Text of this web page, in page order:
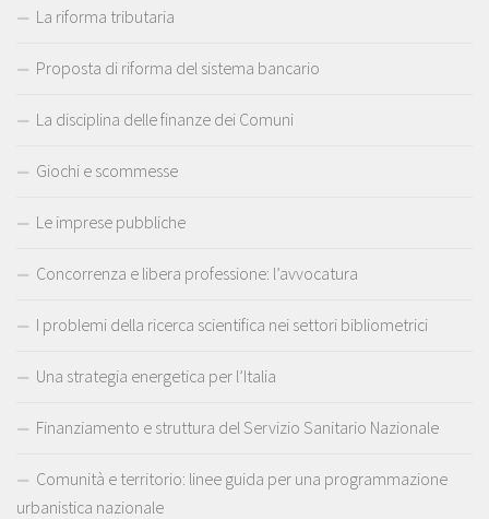
La riforma tributaria
Proposta di riforma del sistema bancario
La disciplina delle finanze dei Comuni
Giochi e scommesse
Le imprese pubbliche
Concorrenza e libera professione: l’avvocatura
I problemi della ricerca scientifica nei settori bibliometrici
Una strategia energetica per l’Italia
Finanziamento e struttura del Servizio Sanitario Nazionale
Comunità e territorio: linee guida per una programmazione
urbanistica nazionale